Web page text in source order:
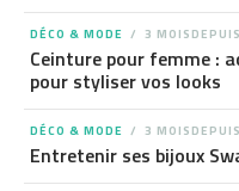
DÉCO & MODE 3 MOISDEPUIS
Ceinture pour femme :
pour styliser vos looks
DÉCO & MODE 3 MOISDEPUIS
Entretenir ses bijoux